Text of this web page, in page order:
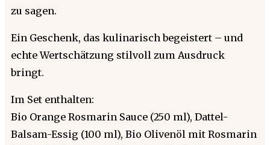
zu sagen.
Ein Geschenk, das kulinarisch begeistert – und
echte Wertschätzung stilvoll zum Ausdruck
bringt.
Im Set enthalten:
Bio Orange Rosmarin Sauce (250 ml), Dattel-
Balsam-Essig (100 ml), Bio Olivenöl mit Rosmarin